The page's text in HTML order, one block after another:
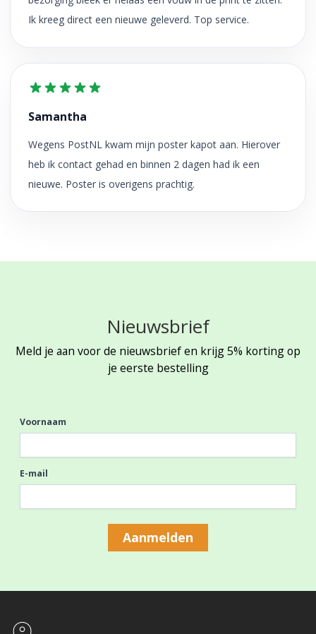
Ik kreeg direct een nieuwe geleverd. Top service.
Samantha
Wegens PostNL kwam mijn poster kapot aan. Hierover
heb ik contact gehad en binnen 2 dagen had ik een
nieuwe. Poster is overigens prachtig.
Nieuwsbrief
Meld je aan voor de nieuwsbrief en krijg 5% korting op
je eerste bestelling
Voornaam
E-mail
Aanmelden